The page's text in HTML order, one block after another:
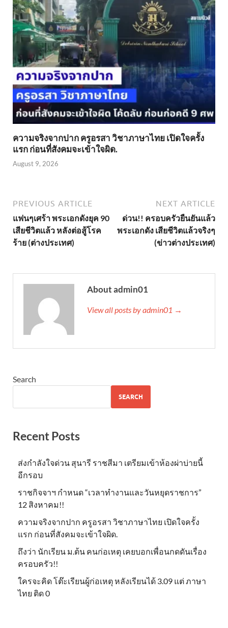
ความจริงจากปาก ครูอรสา วิชาภาษาไทย เปิดใจครั้ง
แรก ก่อนที่สังคมจะเข้าใจผิด.
August 9, 2026
PREVIOUS ARTICLE
แฟนๆเศร้า พระเอกดังยุค 90
เสียชีวิตเเล้ว หลังต่อสู้โรค
ร้าย (ต่างประเทศ)
NEXT ARTICLE
ด่วน!! ครอบครัวยืนยันแล้ว
พระเอกดัง เสียชีวิตแล้วจริงๆ
(ข่าวต่างประเทศ)
About admin01
View all posts by admin01 →
Search
SEARCH
Recent Posts
ส่งกำลังใจด่วน สุนารี ราชสีมา เตรียมเข้าห้องผ่าบ่ายนี้
อีกรอบ
ราชกิจจาฯ กำหนด “เวลาทำงานและวันหยุดราชการ”
12 สิงหาคม!!
ความจริงจากปาก ครูอรสา วิชาภาษาไทย เปิดใจครั้ง
แรก ก่อนที่สังคมจะเข้าใจผิด.
ถึงว่า นักเรียน ม.ต้น คนก่อเหตุ เคยบอกเพื่อนกดดันเรื่อง
ครอบครัว!!
ใครจะคิด โต๊ะเรียนผู้ก่อเหตุ หลังเรียนได้ 3.09 แต่ ภาษา
ไทย ติด 0